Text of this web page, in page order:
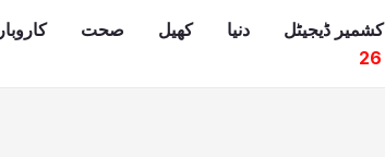
کشمیر ڈیجیٹل دنیا کھیل صحت کاروبار